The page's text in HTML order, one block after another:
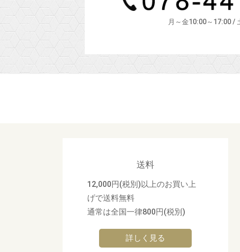
月～金10:00～17:00 /
送料
12,000円(税別)以上のお買い上
げで送料無料
通常は全国一律800円(税別)
詳しく見る